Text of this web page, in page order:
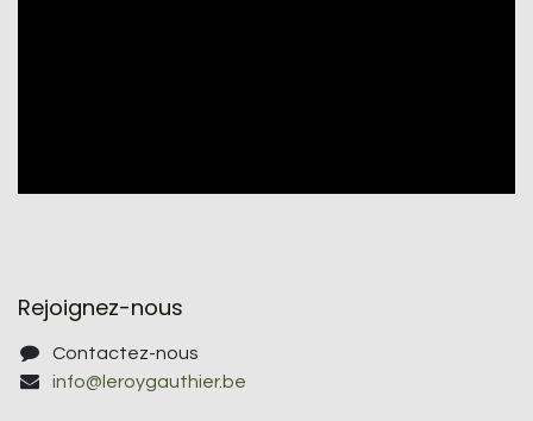
Rejoignez-nous
Contactez-nous
info@leroygauthier.be